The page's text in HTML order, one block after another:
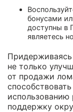
бонусами
доступны в
являетесь
не только
от продажи
поддержку